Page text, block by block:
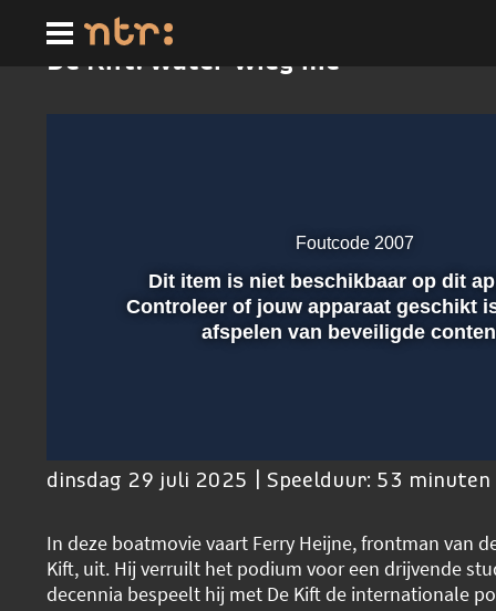
hoofdinhoud
De Kift: water wieg me
Afspelen
Foutcode 2007
Dit item is niet beschikbaar op dit
Controleer of jouw apparaat geschikt
afspelen van beveiligde
dinsdag 29 juli 2025 | Speelduur: 53 minuten
In deze boatmovie vaart Ferry Heijne, frontman van
Kift, uit. Hij verruilt het podium voor een drijvende
decennia bespeelt hij met De Kift de internationale